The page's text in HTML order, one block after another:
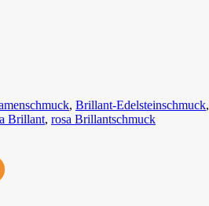
, Brillant-Edelsteinschmuck,
Brillant, rosa Brillantschmuck